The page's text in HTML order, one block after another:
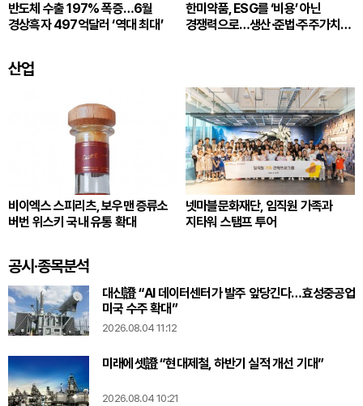
반도체 수출 197% 폭증…6월
경상흑자 497억달러 ‘역대 최대’
한미약품, ESG를 ‘비용’ 아닌
경쟁력으로…생산·준법·주주가치
산업
비이엑스 스피리츠, 보우맨 증류소
버번 위스키 국내 유통 확대
넷마블문화재단, 임직원 가족과
지타워 스탬프 투어
공시·종목분석
대신證 “AI 데이터센터가 발주 앞당긴다…효성중공업
미국 수주 확대”
2026.08.04 11:12
미래에셋證 “현대제철, 하반기 실적 개선 기대”
2026.08.04 10:21